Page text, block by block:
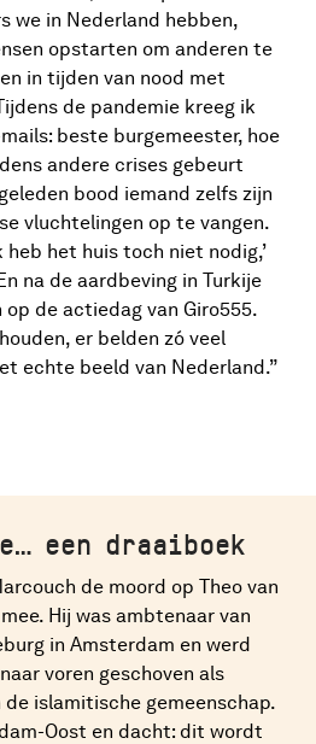
we in Nederland hebben,
opstarten om anderen te
in tijden van nood met
de pandemie kreeg ik
beste burgemeester, hoe
andere crises gebeurt
bood iemand zelfs zijn
vluchtelingen op te vangen.
heb het huis toch niet nodig,’
na de aardbeving in Turkije
de actiedag van Giro555.
er belden zó veel
echte beeld van Nederland.”
een draaiboek
de moord op Theo van
Hij was ambtenaar van
in Amsterdam en werd
voren geschoven als
islamitische gemeenschap.
Oost en dacht: dit wordt